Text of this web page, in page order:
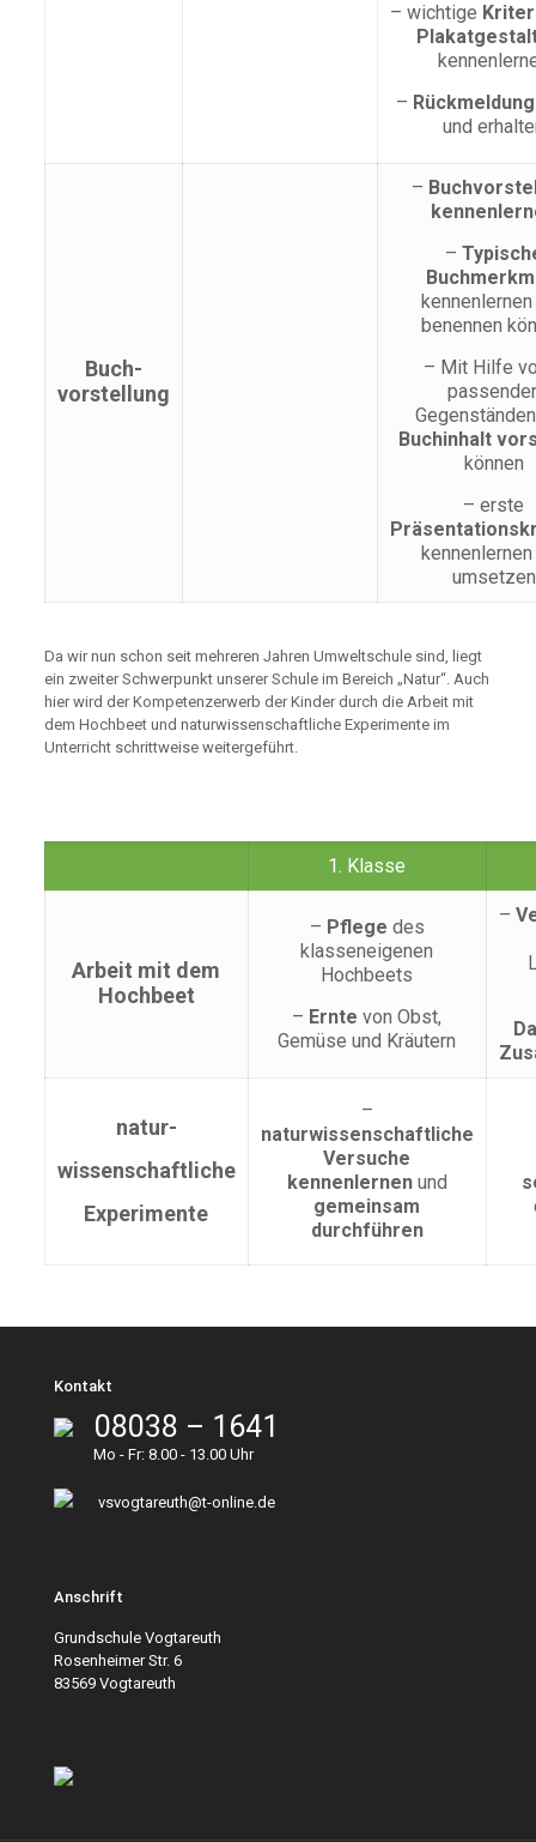
– wichtige
–
und
Buch-
vorstellung
–
–
kennenlernen
benennen
– Mit Hilfe
Buchinhalt
können
– erste
kennenlernen
umsetzen
Da wir nun schon seit mehreren Jahren Umweltschule sind, liegt
ein zweiter Schwerpunkt unserer Schule im Bereich „Natur“. Auch
hier wird der Kompetenzerwerb der Kinder durch die Arbeit mit
dem Hochbeet und naturwissenschaftliche Experimente im
Unterricht schrittweise weitergeführt.
1. Klasse
Arbeit mit dem
Hochbeet
– Pflege des
klasseneigenen
Hochbeets
– Erntevon Obst,
Gemüse und Kräutern
–
natur-
wissenschaftliche
Experimente
–
naturwissenschaftliche
Versuche
kennenlernenund
gemeinsam
durchführen
Kontakt
08038 – 1641
Mo - Fr: 8.00 - 13.00 Uhr
vsvogtareuth@t-online.de
Anschrift
Grundschule Vogtareuth
Rosenheimer Str. 6
83569 Vogtareuth